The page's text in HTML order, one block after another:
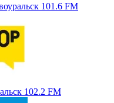
101.6 FM
102.2 FM